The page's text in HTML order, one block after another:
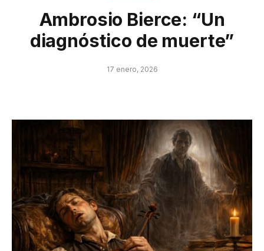
Ambrosio Bierce: “Un
diagnóstico de muerte”
17 enero, 2026